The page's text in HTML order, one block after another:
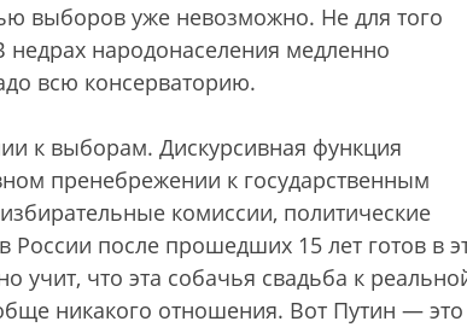
выборов уже невозможно. Не для того
недрах народонаселения медленно
всю консерваторию.
к выборам. Дискурсивная функция
пренебрежении к государственным
комиссии, политические
после прошедших 15 лет готов в
учит, что эта собачья свадьба к
никакого отношения. Вот Путин — это